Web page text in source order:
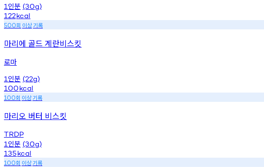
1 인분 (30g)
122kcal
500회 이상기록
마리에 골드 계란비스킷
로마
1 인분 (22g)
100kcal
100회 이상기록
마리오 버터 비스킷
TRDP
1 인분 (30g)
135kcal
100회 이상기록